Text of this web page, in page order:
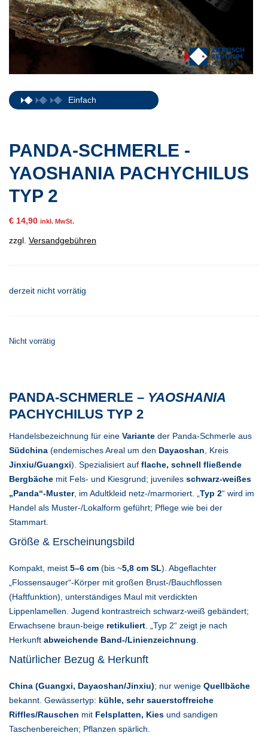
Einfach
PANDA-SCHMERLE -
YAOSHANIA PACHYCHILUS
TYP 2
€ 14,90 inkl. MwSt.
zzgl. Versandgebühren
derzeit nicht vorrätig
Nicht vorrätig
PANDA-SCHMERLE – YAOSHANIA
PACHYCHILUS TYP 2
Handelsbezeichnung für eine Variante der Panda-Schmerle aus
Südchina (endemi­sches Areal um den Dayaoshan, Kreis
Jinxiu/Guangxi). Spezialisiert auf flache, schnell fließende
Bergbäche mit Fels- und Kiesgrund; juveniles schwarz-weißes
„Panda“-Muster, im Adultkleid netz-/marmoriert. „Typ 2“ wird im
Handel als Muster-/Lokalform geführt; Pflege wie bei der
Stammart.
Größe & Erscheinungsbild
Kompakt, meist 5–6 cm (bis ~5,8 cm SL). Abgeflachter
„Flossensauger“-Körper mit großen Brust-/Bauchflossen
(Haftfunktion), unterständiges Maul mit verdickten
Lippenlamellen. Jugend kontrastreich schwarz-weiß gebändert;
Erwachsene braun-beige retikuliert. „Typ 2“ zeigt je nach
Herkunft abweichende Band-/Linienzeichnung.
Natürlicher Bezug & Herkunft
China (Guangxi, Dayaoshan/Jinxiu); nur wenige Quellbäche
bekannt. Gewässertyp: kühle, sehr sauerstoffreiche
Riffles/Rauschen mit Felsplatten, Kies und sandigen
Taschenbereichen; Pflanzen spärlich.